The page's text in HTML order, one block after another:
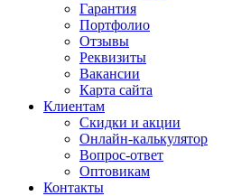
Гарантия
Портфолио
Отзывы
Реквизиты
Вакансии
Карта сайта
Клиентам
Скидки и акции
Онлайн-калькулятор
Вопрос-ответ
Оптовикам
Контакты